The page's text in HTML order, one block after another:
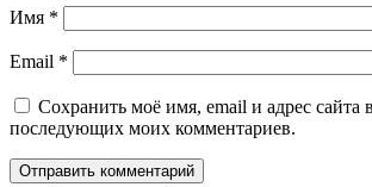
Имя *
Email *
Сохранить моё имя, email и адрес сайта
последующих моих комментариев.